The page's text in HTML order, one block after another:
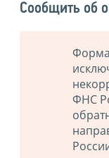
Сообщить об
ФНС